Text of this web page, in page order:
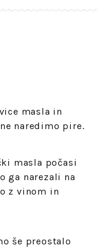
masla in
naredimo pire.
masla počasi
ga narezali na
z vinom in
še preostalo